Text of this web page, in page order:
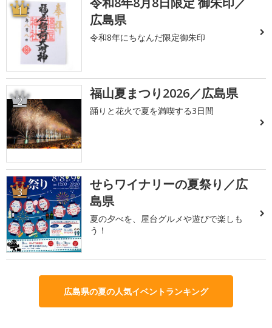
1
広島県
令和8年にちなんだ限定御朱印
2 福山夏まつり2026／広島県
踊りと花火で夏を満喫する3日間
3
せらワイナリーの夏祭り／広
島県
夏の夕べを、屋台グルメや遊びで楽しも
う！
広島県の夏の人気イベントランキング